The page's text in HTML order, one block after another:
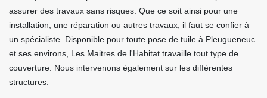
assurer des travaux sans risques. Que ce soit ainsi pour une
installation, une réparation ou autres travaux, il faut se confier à
un spécialiste. Disponible pour toute pose de tuile à Pleugueneuc
et ses environs, Les Maitres de l'Habitat travaille tout type de
couverture. Nous intervenons également sur les différentes
structures.